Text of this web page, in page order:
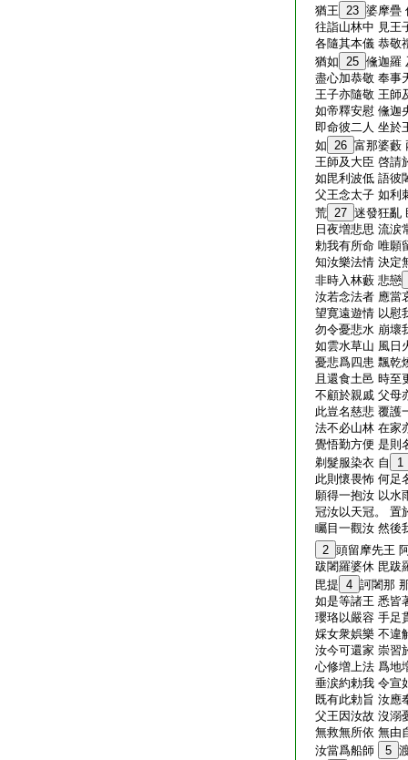
猶王 23 婆摩疊
往詣山林中 見王
各隨其本儀 恭敬
猶如 25 儵迦羅
盡心加恭敬 奉事
王子亦隨敬 王師
如帝釋安慰 儵迦
即命彼二人 坐於
如 26 富那婆藪
王師及大臣 啓請
如毘利波低 語彼
父王念太子 如利
荒 27 迷發狂亂
日夜増悲思 流涙
勅我有所命 唯願
知汝樂法情 決定
非時入林藪 悲戀
汝若念法者 應當
望寛遠遊情 以慰
勿令憂悲水 崩壞
如雲水草山 風日
憂悲爲四患 飄乾
且還食土邑 時至
不顧於親戚 父母
此豈名慈悲 覆護
法不必山林 在家
覺悟勤方便 是則
剃髮服染衣 自
1
此則懷畏怖 何足
願得一抱汝 以水
冠汝以天冠。 置
矚目一觀汝 然後
2 頭留摩先王
跋闍羅婆休 毘跋
毘提 4 訶闍那
如是等諸王 悉皆
瓔珞以嚴容 手足
婇女衆娯樂 不違
汝今可還家 崇習
心修増上法 爲地
垂涙約勅我 令宣
既有此勅旨 汝應
父王因汝故 沒溺
無救無所依 無由
汝當爲船師
5